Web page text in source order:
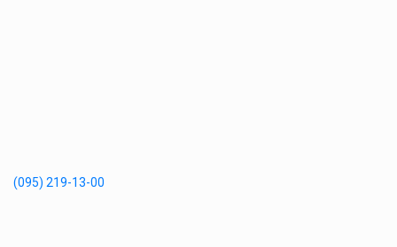
(095) 219-13-00